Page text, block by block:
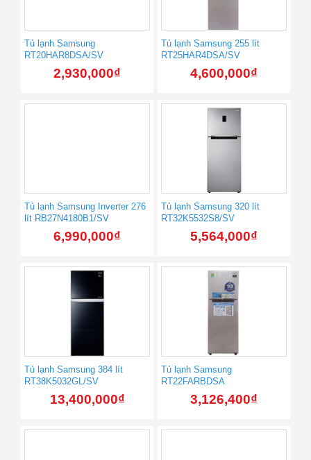
Tủ lạnh Samsung
RT20HAR8DSA/SV
2,930,000₫
Tủ lạnh Samsung 255 lít
RT25HAR4DSA/SV
4,600,000₫
Tủ lạnh Samsung Inverter 276
lít RB27N4180B1/SV
6,990,000₫
Tủ lạnh Samsung 320 lít
RT32K5532S8/SV
5,564,000₫
Tủ lạnh Samsung 384 lít
RT38K5032GL/SV
13,400,000₫
Tủ lạnh Samsung
RT22FARBDSA
3,126,400₫